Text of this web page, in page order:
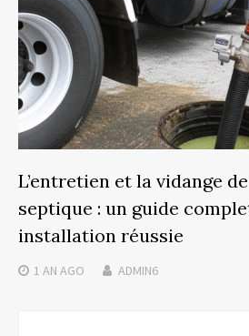
L’entretien et la vidange
septique : un guide
installation réussie
1 AN AGO ADMIN6